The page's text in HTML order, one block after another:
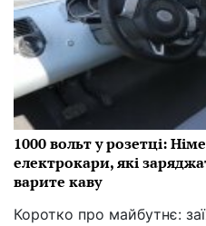
1000 вольт у розетці:
електрокари, які
варите каву
Коротко про майбутнє: